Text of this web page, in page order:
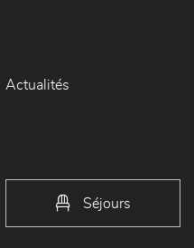
Actualités
Séjours